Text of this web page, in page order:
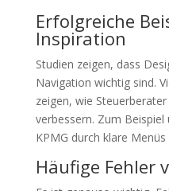
Erfolgreiche
Inspiration
Studien zeigen, dass
Navigation wichtig sind.
zeigen, wie
verbessern. Zum
KPMG durch klare
Häufige Fehler